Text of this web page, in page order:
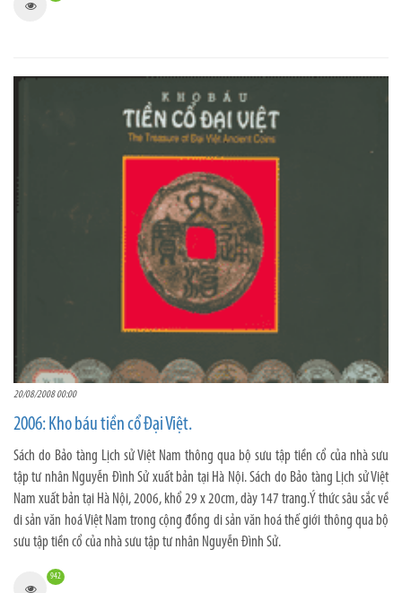
20/08/2008 00:00
2006: Kho báu tiền cổ Đại Việt.
Sách do Bảo tàng Lịch sử Việt Nam thông qua bộ sưu tập tiền cổ của nhà sưu
tập tư nhân Nguyễn Đình Sử xuất bản tại Hà Nội. Sách do Bảo tàng Lịch sử Việt
Nam xuất bản tại Hà Nội, 2006, khổ 29 x 20cm, dày 147 trang.Ý thức sâu sắc về
di sản văn hoá Việt Nam trong cộng đồng di sản văn hoá thế giới thông qua bộ
sưu tập tiền cổ của nhà sưu tập tư nhân Nguyễn Đình Sử.
942